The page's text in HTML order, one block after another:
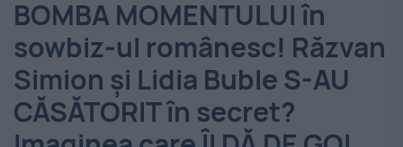
-
Evenimentul
Zilei
BOMBA MOMENTULUI în
sowbiz-ul românesc! Răzvan
Simion și Lidia Buble S-AU
CĂSĂTORIT în secret?